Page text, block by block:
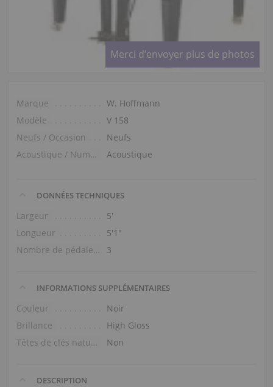
Merci d’envoyer plus de photos
Marque
W. Hoffmann
Modèle
V 158
Neufs / Occasion
Neufs
Acoustique / Numérique
Acoustique
DONNÉES TECHNIQUES
Largeur
5′
Longueur
5′1″
Nombre de pédales
3
INFORMATIONS SUPPLÉMENTAIRES
Couleur
Noir
Brillance
High Gloss
Têtes de clés naturelles
Non
DESCRIPTION